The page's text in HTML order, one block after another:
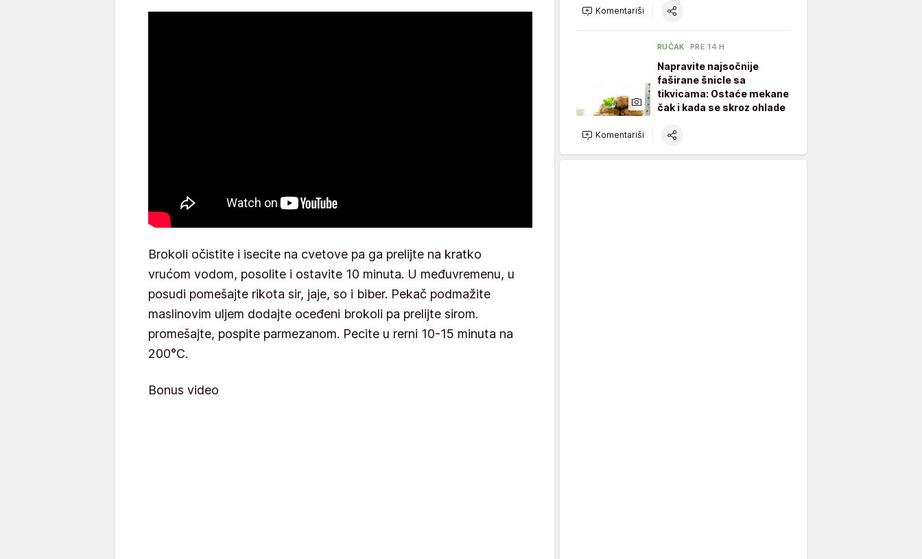
Brokoli očistite i isecite na cvetove pa ga prelijte na kratko
vrućom vodom, posolite i ostavite 10 minuta. U međuvremenu, u
posudi pomešajte rikota sir, jaje, so i biber. Pekač podmažite
maslinovim uljem dodajte oceđeni brokoli pa prelijte sirom.
promešajte, pospite parmezanom. Pecite u rerni 10-15 minuta na
200°C.
Bonus video
Komentariši
RUČAK PRE 14 H
Napravite najsočnije
faširane šnicle sa
tikvicama: Ostaće mekane
čak i kada se skroz ohlade
Komentariši